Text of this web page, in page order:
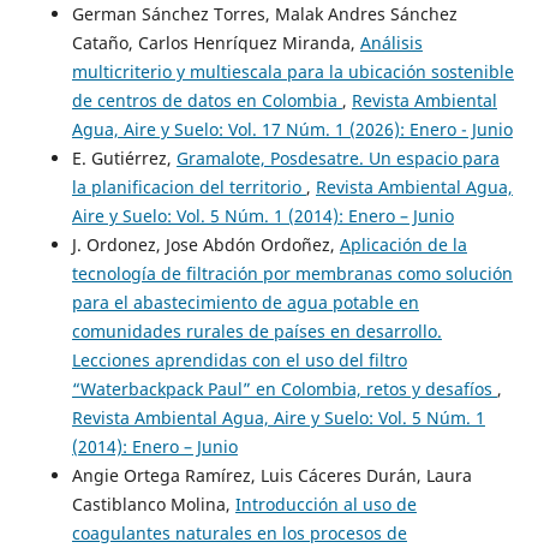
German Sánchez Torres, Malak Andres Sánchez
Cataño, Carlos Henríquez Miranda, Análisis
multicriterio y multiescala para la ubicación sostenible
de centros de datos en Colombia , Revista Ambiental
Agua, Aire y Suelo: Vol. 17 Núm. 1 (2026): Enero - Junio
E. Gutiérrez, Gramalote, Posdesatre. Un espacio para
la planificacion del territorio , Revista Ambiental Agua,
Aire y Suelo: Vol. 5 Núm. 1 (2014): Enero – Junio
J. Ordonez, Jose Abdón Ordoñez, Aplicación de la
tecnología de filtración por membranas como solución
para el abastecimiento de agua potable en
comunidades rurales de países en desarrollo.
Lecciones aprendidas con el uso del filtro
“Waterbackpack Paul” en Colombia, retos y desafíos ,
Revista Ambiental Agua, Aire y Suelo: Vol. 5 Núm. 1
(2014): Enero – Junio
Angie Ortega Ramírez, Luis Cáceres Durán, Laura
Castiblanco Molina, Introducción al uso de
coagulantes naturales en los procesos de